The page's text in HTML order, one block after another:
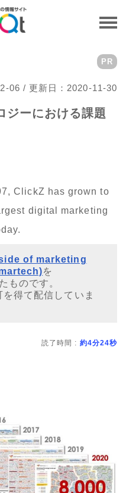
06 / 更新日：2020-11-30
PR
ジーにおける課題
ClickZ has grown to
digital marketing
of marketing
を
ものです。
得て配信していま
読了時間 : 約4分24秒